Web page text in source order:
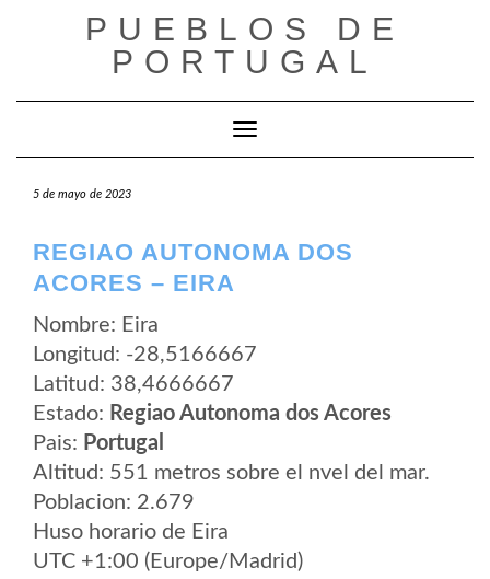
PUEBLOS DE
PORTUGAL
Cambiar modo de navegación
5 de mayo de 2023
REGIAO AUTONOMA DOS
ACORES – EIRA
Nombre: Eira
Longitud: -28,5166667
Latitud: 38,4666667
Estado: Regiao Autonoma dos Acores
Pais: Portugal
Altitud: 551 metros sobre el nvel del mar.
Poblacion: 2.679
Huso horario de Eira
UTC +1:00 (Europe/Madrid)